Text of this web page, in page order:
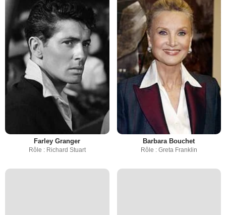
Farley Granger
Rôle : Richard Stuart
Barbara Bouchet
Rôle : Greta Franklin